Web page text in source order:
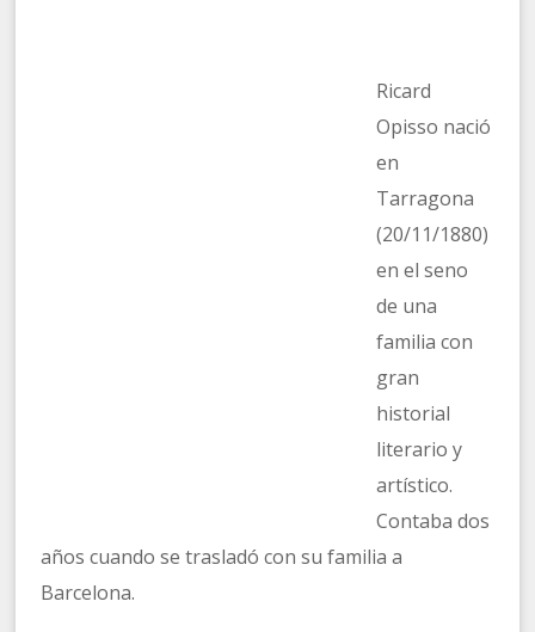
Ricard
Opisso nació
en
Tarragona
(20/11/1880)
en el seno
de una
familia con
gran
historial
literario y
artístico.
Contaba dos
años cuando se trasladó con su familia a
Barcelona.